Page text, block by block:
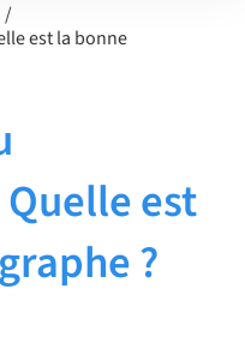
est la bonne
est
?